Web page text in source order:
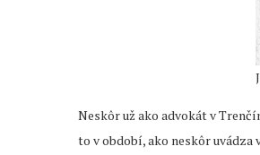
Neskôr už ako advokát v
to v období, ako neskôr uvádza